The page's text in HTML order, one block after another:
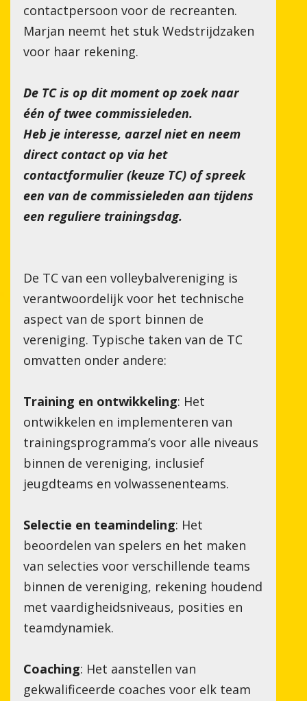
contactpersoon voor de recreanten.
Marjan neemt het stuk Wedstrijdzaken
voor haar rekening.
De TC is op dit moment op zoek naar
één of twee commissieleden.
Heb je interesse, aarzel niet en neem
direct contact op via het
contactformulier (keuze TC) of spreek
een van de commissieleden aan tijdens
een reguliere trainingsdag.
De TC van een volleybalvereniging is
verantwoordelijk voor het technische
aspect van de sport binnen de
vereniging. Typische taken van de TC
omvatten onder andere:
Training en ontwikkeling: Het
ontwikkelen en implementeren van
trainingsprogramma’s voor alle niveaus
binnen de vereniging, inclusief
jeugdteams en volwassenenteams.
Selectie en teamindeling: Het
beoordelen van spelers en het maken
van selecties voor verschillende teams
binnen de vereniging, rekening houdend
met vaardigheidsniveaus, posities en
teamdynamiek.
Coaching: Het aanstellen van
gekwalificeerde coaches voor elk team
RABO